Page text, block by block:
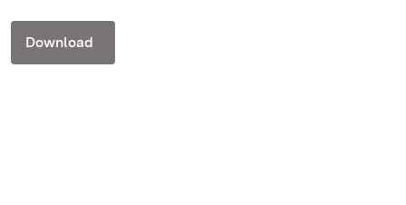
Download